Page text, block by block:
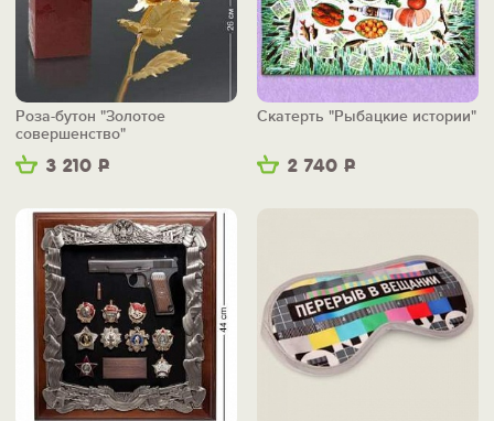
3 210 Р
Роза-бутон "Золотое
совершенство"
2 740 Р
Скатерть "Рыбацкие истории"